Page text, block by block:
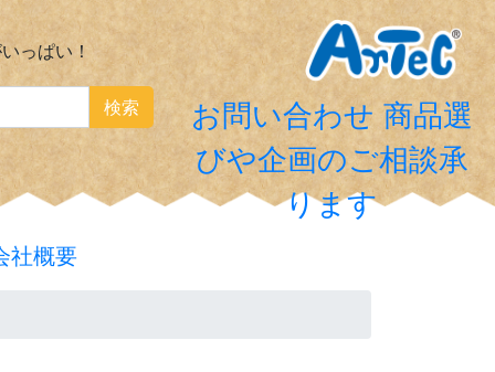
っぱい！
検索 お問い合わせ 商品選
びや企画のご相談承
ります
社概要